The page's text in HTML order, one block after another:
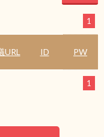
1
URL ID PW
1